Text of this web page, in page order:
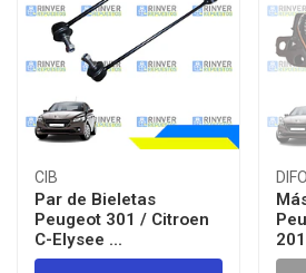
CIB
Par de Bieletas
Peugeot 301 / Citroen
C-Elysee ...